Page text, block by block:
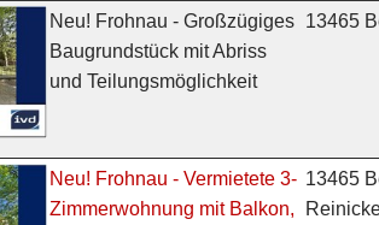
Neu! Frohnau - Großzügiges
Baugrundstück mit Abriss
und Teilungsmöglichkeit
13465
Neu! Frohnau - Vermietete 3-
Zimmerwohnung mit Balkon,
13465